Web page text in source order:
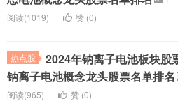
阅读(1019)
赞 (0)
热点股
2024年钠离子电池板块股
钠离子电池概念龙头股票名单排名
阅读(965)
赞 (0)